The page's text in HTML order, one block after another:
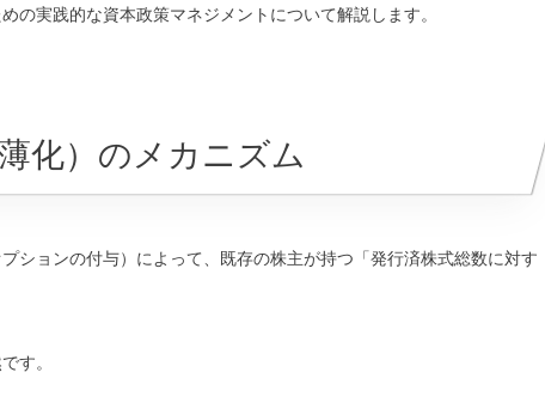
の実践的な資本政策マネジメントについて解説します。
化）のメカニズム
ションの付与）によって、既存の株主が持つ「発行済株式総数に対す
す。